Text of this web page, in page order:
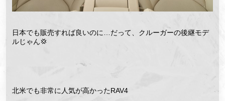
日本でも販売すれば良いのに…だって、クルーガーの後継モデ
ルじゃん💢
北米でも非常に人気が高かったRAV4